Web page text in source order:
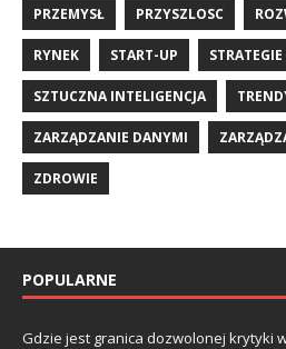
PRZEMYSŁ PRZYSZLOSC
RYNEK START-UP
SZTUCZNA INTELIGENCJA
ZARZĄDZANIE DANYMI
ZDROWIE
POPULARNE
Gdzie jest granica dozwolonej krytyki